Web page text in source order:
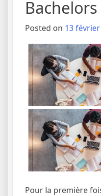
Bachelors
Posted on 13
Pour la première